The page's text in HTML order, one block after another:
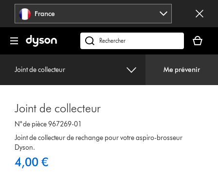
Sauter
pages
France
Rechercher
des
panier
est
Joint de collecteur Me prévenir
Joint de collecteur
N° de pièce 967269-01
Joint de collecteur de rechange pour votre aspiro-brosseur
Dyson.
4,00 €